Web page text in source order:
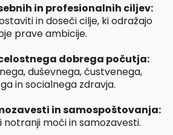
in profesionalnih ciljev:
in doseči cilje, ki odražajo
prave ambicije.
celostnega dobrega počutja:
duševnega, čustvenega,
in socialnega zdravja.
in samospoštovanja:
notranji moči in samozavesti.